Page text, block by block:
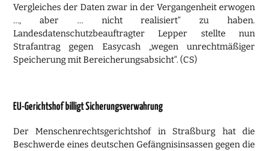
Vergleiches der Daten zwar in der Vergangenheit erwogen
…, aber … nicht realisiert“ zu haben.
Landesdatenschutzbeauftragter Lepper stellte nun
Strafantrag gegen Easycash „wegen unrechtmäßiger
Speicherung mit Bereicherungsabsicht“. (CS)
EU-Gerichtshof billigt Sicherungsverwahrung
Der Menschenrechtsgerichtshof in Straßburg hat die
Beschwerde eines deutschen Gefängnisinsassen gegen die